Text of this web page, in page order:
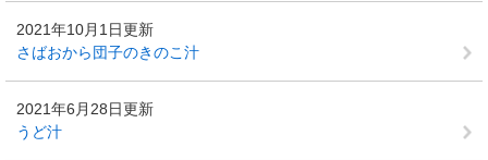
2021年10月1日更新
さばおから団子のきのこ汁
2021年6月28日更新
うど汁